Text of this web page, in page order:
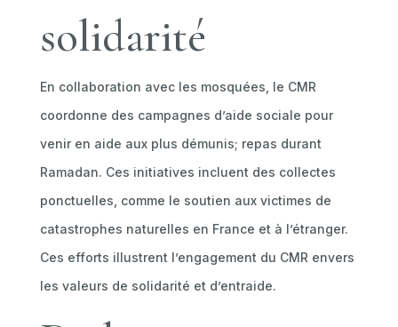
solidarité
En collaboration avec les mosquées, le CMR
coordonne des campagnes d’aide sociale pour
venir en aide aux plus démunis; repas durant
Ramadan. Ces initiatives incluent des collectes
ponctuelles, comme le soutien aux victimes de
catastrophes naturelles en France et à l’étranger.
Ces efforts illustrent l’engagement du CMR envers
les valeurs de solidarité et d’entraide.